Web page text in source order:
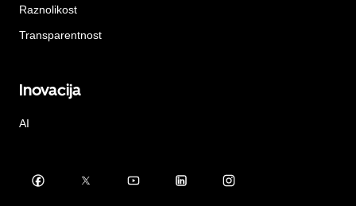
Raznolikost
Transparentnost
Inovacija
AI